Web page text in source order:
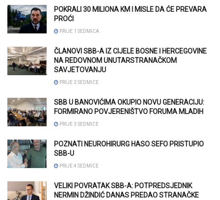
POKRALI 30 MILIONA KM I MISLE DA ĆE PREVARA
PROĆI
PRIJE 1 SEDMICA
ČLANOVI SBB-A IZ CIJELE BOSNE I HERCEGOVINE
NA REDOVNOM UNUTARSTRANAČKOM
SAVJETOVANJU
PRIJE 3 SEDMICE
SBB U BANOVIĆIMA OKUPIO NOVU GENERACIJU:
FORMIRANO POVJERENIŠTVO FORUMA MLADIH
PRIJE 3 SEDMICE
POZNATI NEUROHIRURG HASO SEFO PRISTUPIO
SBB-U
PRIJE 4 SEDMICE
VELIKI POVRATAK SBB-A: POTPREDSJEDNIK
NERMIN DŽINDIĆ DANAS PREDAO STRANAČKE